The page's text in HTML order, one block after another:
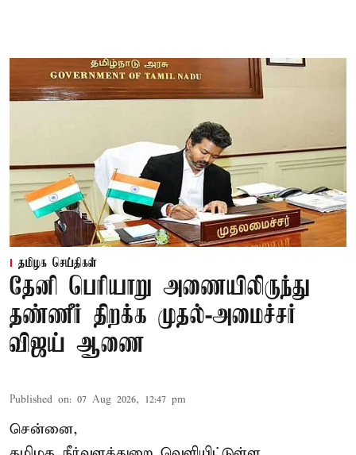
தமிழக செய்திகள்
தேனி பெரியாறு அணையிலிருந்து
தண்ணீர் திறக்க முதல்-அமைச்சர்
விஜய் ஆணை
Published on: 07 Aug 2026, 12:47 pm
சென்னை,